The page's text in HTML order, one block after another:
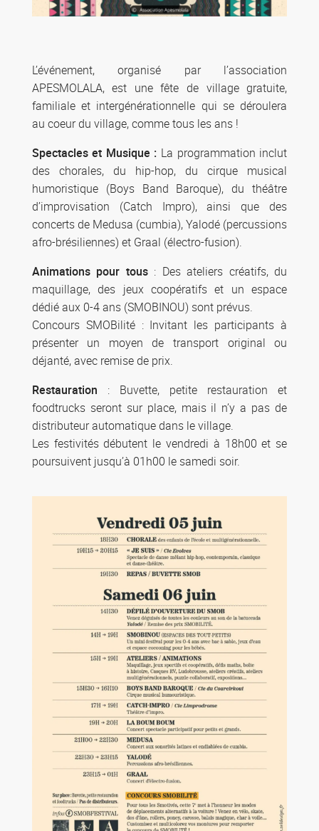
L’événement, organisé par l’association
APESMOLALA, est une fête de village gratuite,
familiale et intergénérationnelle qui se déroulera
au coeur du village, comme tous les ans !
Spectacles et Musique : La programmation inclut
des chorales, du hip-hop, du cirque musical
humoristique (Boys Band Baroque), du théâtre
d’improvisation (Catch Impro), ainsi que des
concerts de Medusa (cumbia), Yalodé (percussions
afro-brésiliennes) et Graal (électro-fusion).
Animations pour tous : Des ateliers créatifs, du
maquillage, des jeux coopératifs et un espace
dédié aux 0-4 ans (SMOBINOU) sont prévus.
Concours SMOBilité : Invitant les participants à
présenter un moyen de transport original ou
déjanté, avec remise de prix.
Restauration : Buvette, petite restauration et
foodtrucks seront sur place, mais il n’y a pas de
distributeur automatique dans le village.
Les festivités débutent le vendredi à 18h00 et se
poursuivent jusqu’à 01h00 le samedi soir.